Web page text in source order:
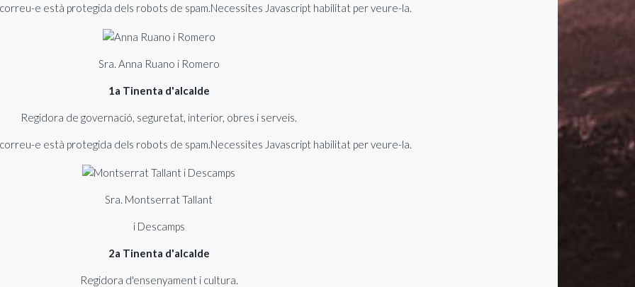
e està protegida dels robots de spam.Necessites Javascript habilitat per veure-la.
Sra. Anna Ruano i Romero
1a Tinenta d'alcalde
Regidora de governació, seguretat, interior, obres i serveis.
e està protegida dels robots de spam.Necessites Javascript habilitat per veure-la.
Sra. Montserrat Tallant
i Descamps
2a Tinenta d'alcalde
Regidora d'ensenyament i cultura.